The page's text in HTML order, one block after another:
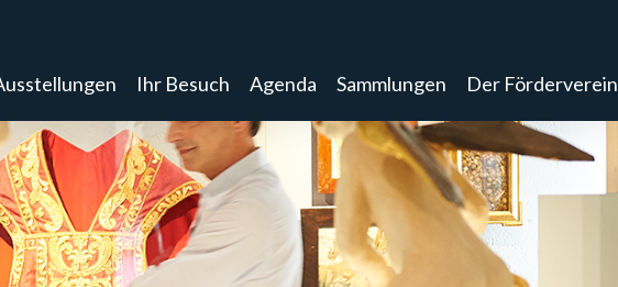
Ihr Besuch Agenda Sammlungen Der Förderverein